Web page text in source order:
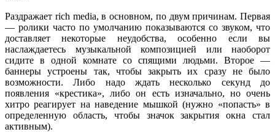
Раздражает rich media, в основном, по двум причинам. Первая
— ролики часто по умолчанию показываются со звуком, что
доставляет некоторые неудобства, особенно если вы
наслаждаетесь музыкальной композицией или наоборот
сидите в одной комнате со спящими людьми. Второе —
баннеры устроены так, чтобы закрыть их сразу не было
возможности. Либо надо ждать несколько секунд до
появления «крестика», либо он есть изначально, но очень
хитро реагирует на наведение мышкой (нужно «попасть» в
определенную область, чтобы значок закрытия окна стал
активным).